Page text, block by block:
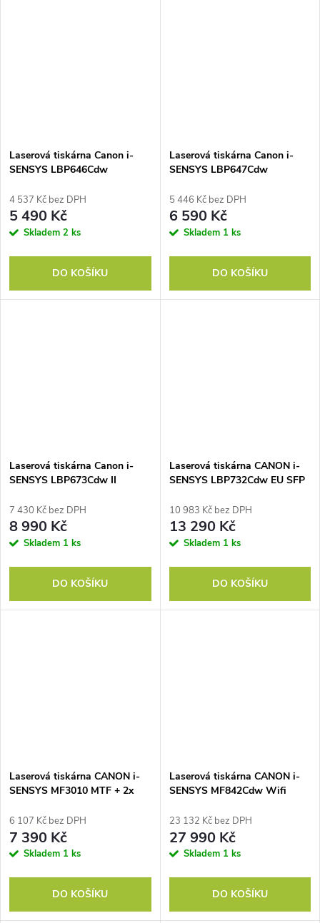
Laserová tiskárna Canon i-
SENSYS LBP646Cdw
4 537 Kč bez DPH
5 490 Kč
Skladem 2 ks
DO KOŠÍKU
Laserová tiskárna Canon i-
SENSYS LBP647Cdw
5 446 Kč bez DPH
6 590 Kč
Skladem 1 ks
DO KOŠÍKU
Laserová tiskárna Canon i-
SENSYS LBP673Cdw II
7 430 Kč bez DPH
8 990 Kč
Skladem 1 ks
DO KOŠÍKU
Laserová tiskárna CANON i-
SENSYS LBP732Cdw EU SFP
10 983 Kč bez DPH
13 290 Kč
Skladem 1 ks
DO KOŠÍKU
Laserová tiskárna CANON i-
SENSYS MF3010 MTF + 2x
6 107 Kč bez DPH
7 390 Kč
Skladem 1 ks
DO KOŠÍKU
Laserová tiskárna CANON i-
SENSYS MF842Cdw Wifi
23 132 Kč bez DPH
27 990 Kč
Skladem 1 ks
DO KOŠÍKU